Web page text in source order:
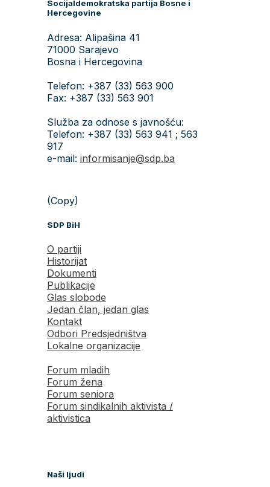
Socijaldemokratska partija Bosne i
Hercegovine
Adresa: Alipašina 41
71000 Sarajevo
Bosna i Hercegovina
Telefon: +387 (33) 563 900
Fax: +387 (33) 563 901
Služba za odnose s javnošću:
Telefon: +387 (33) 563 941 ; 563
917
e-mail: informisanje@sdp.ba
(Copy)
SDP BiH
O partiji
Historijat
Dokumenti
Publikacije
Glas slobode
Jedan član, jedan glas
Kontakt
Odbori Predsjedništva
Lokalne organizacije
Forum mladih
Forum žena
Forum seniora
Forum sindikalnih aktivista /
aktivistica
Naši ljudi